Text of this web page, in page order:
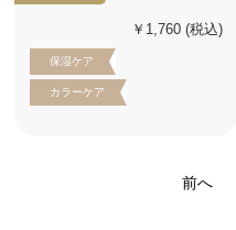
￥1,760 (税込)
保湿ケア
カラーケア
前へ